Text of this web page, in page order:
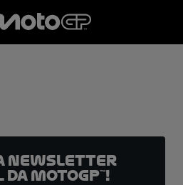
a newsletter
MotoGP™!